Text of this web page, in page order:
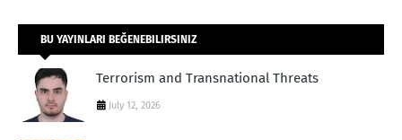
BU YAYINLARI BEĞENEBILIRSINIZ
Terrorism and Transnational Threats
July 12, 2026